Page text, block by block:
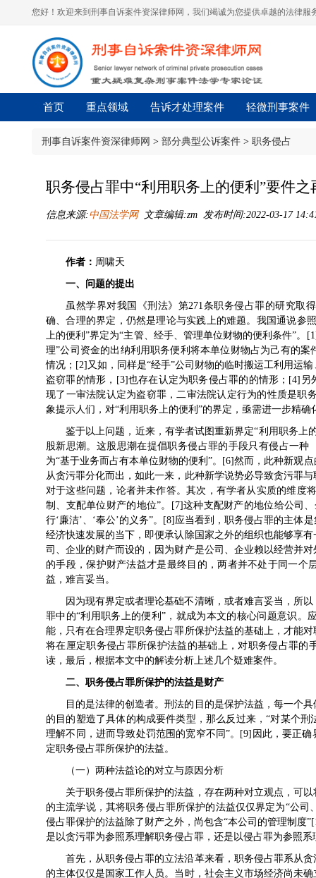
您好！欢迎来到刑事自诉案件资深律师网，我们竭诚为您提供卓越的法律服
首页 重点领域 告诉才处理案件 轻微刑事案件
刑事自诉案件资深律师网 > 部分典型公诉案件 > 职务侵占
职务侵占罪中“利用职务上的便利”要件之
信息来源:中国法学网文章编辑:zm 发布时间:2022-03-17
作者： 周啸天
一、问题的提出
虽然学界对我国《刑法》第271条职务侵占罪的研究取
确、合理的界定，仍然是理论与实践上的难题。我国通说参
上的便利”界定为“主管、经手、管理单位财物的便利条件”
理”公司资金的出纳利用职务便利将本单位财物占为己有的
情况；[2]又如，同样是“经手”公司财物的临时搬运工利用运
盗窃罪的情形，[3]也存在认定为职务侵占罪的的情形；[4]
现了一审法院认定为盗窃罪，二审法院认定行为的性质是职
象提示人们，对“利用职务上的便利”的界定，亟需进一步精确
鉴于以上问题，近来，有学者试图重新界定“利用职务上
股新思潮。这股思潮在提倡职务侵占罪的手段只有侵占一种
为“基于业务而占有本单位财物的便利”。[6]然而，此种新观
从贪污罪分化而出，如此一来，此种新学说势必导致贪污罪
对于这些问题，论者并未作答。其次，有学者从实质的维度
制、支配单位财产的地位”。[7]这种支配财产的地位给公司
行‘廉洁’、‘奉公’的义务”。[8]应当看到，职务侵占罪的主体
经济快速发展的当下，即便承认除国家之外的组织也能够享
司、企业的财产而设的，因为财产是公司、企业赖以经营并
的手段，保护财产法益才是最终目的，两者并不处于同一
益，难言妥当。
因为现有界定或者理论基础不清晰，或者难言妥当，所
罪中的“利用职务上的便利”，就成为本文的核心问题意识
能，只有在合理界定职务侵占罪所保护法益的基础上，才能
将在厘定职务侵占罪所保护法益的基础上，对职务侵占罪的
读，最后，根据本文中的解读分析上述几个疑难案件。
二、职务侵占罪所保护的法益是财产
目的是法律的创造者。刑法的目的是保护法益，每一个
的目的塑造了具体的构成要件类型，那么反过来，“对某个
理解不同，进而导致处罚范围的宽窄不同”。[9]因此，要正
定职务侵占罪所保护的法益。
（一）两种法益论的对立与原因分析
关于职务侵占罪所保护的法益，存在两种对立观点，可
的主流学说，其将职务侵占罪所保护的法益仅仅界定为“公
侵占罪保护的法益除了财产之外，尚包含“本公司的管理制度
是以贪污罪为参照系理解职务侵占罪，还是以侵占罪为参照系
首先，从职务侵占罪的立法沿革来看，职务侵占罪系从
的主体仅仅是国家工作人员。当时，社会主义市场经济尚未